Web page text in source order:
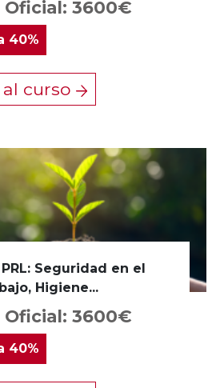
Oficial: 3600€
40%
al curso
Seguridad en el
Higiene...
Oficial: 3600€
40%